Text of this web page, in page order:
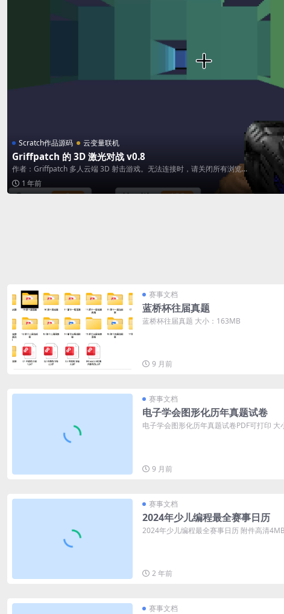
Scratch作品源码 云变量联机
Griffpatch 的 3D 激光对战 v0.8
作者：Griffpatch 多人云端 3D 射击游戏。无法连接时，请关闭所有浏览...
1 年前
赛事文档
蓝桥杯往届真题
蓝桥杯往届真题 大小：163MB
9 月前
赛事文档
电子学会图形化历年真题试卷
电子学会图形化历年真题试卷PDF可打印 大
9 月前
赛事文档
2024年少儿编程最全赛事日历
2024年少儿编程最全赛事日历 附件高清
2 年前
赛事文档